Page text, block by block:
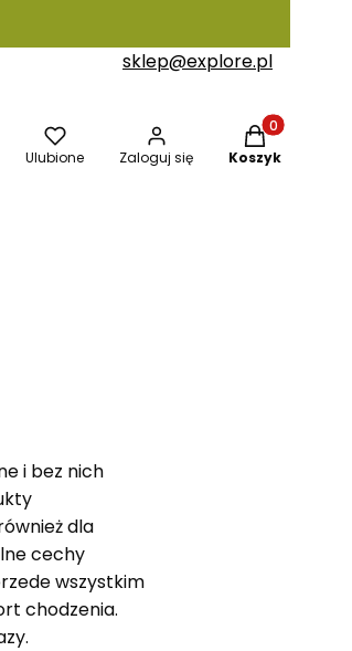
sklep@explore.pl
Ulubione Zaloguj się
Produkty w
Koszyk
i bez nich
dla
cechy
wszystkim
chodzenia.